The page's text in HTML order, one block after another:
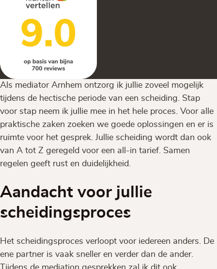
Als mediator Arnhem ontzorg ik jullie zoveel mogelijk
tijdens de hectische periode van een scheiding. Stap
voor stap neem ik jullie mee in het hele proces. Voor alle
praktische zaken zoeken we goede oplossingen en er is
ruimte voor het gesprek. Jullie scheiding wordt dan ook
van A tot Z geregeld voor een all-in tarief. Samen
regelen geeft rust en duidelijkheid.
Aandacht voor jullie
scheidingsproces
Het scheidingsproces verloopt voor iedereen anders. De
ene partner is vaak sneller en verder dan de ander.